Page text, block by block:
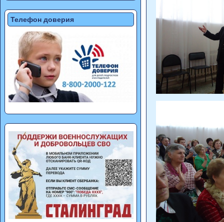
Телефон доверия